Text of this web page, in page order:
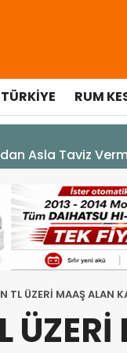
TÜRKIYE RUM
SONSUZA DEK
TL ÜZERİ MAAŞ ALAN